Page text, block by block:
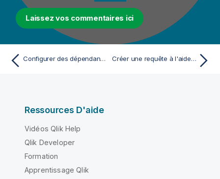
Laissez vos commentaires ici
Configurer des dépendances de code dans une Route Créer une requête à l'aide de SQLBuilder
Ressources D'aide
Vidéos Qlik Help
Qlik Developer
Formation
Apprentissage Qlik